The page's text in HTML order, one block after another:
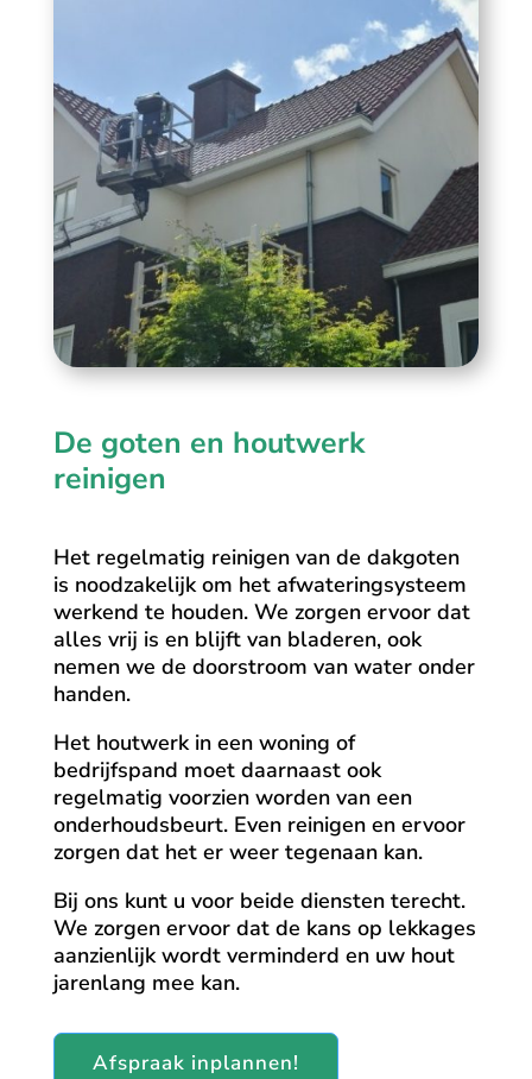
De goten en houtwerk
reinigen
Het regelmatig reinigen van de dakgoten
is noodzakelijk om het afwateringsysteem
werkend te houden. We zorgen ervoor dat
alles vrij is en blijft van bladeren, ook
nemen we de doorstroom van water onder
handen.
Het houtwerk in een woning of
bedrijfspand moet daarnaast ook
regelmatig voorzien worden van een
onderhoudsbeurt. Even reinigen en ervoor
zorgen dat het er weer tegenaan kan.
Bij ons kunt u voor beide diensten terecht.
We zorgen ervoor dat de kans op lekkages
aanzienlijk wordt verminderd en uw hout
jarenlang mee kan.
Afspraak inplannen!